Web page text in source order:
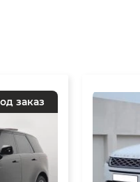
заказ